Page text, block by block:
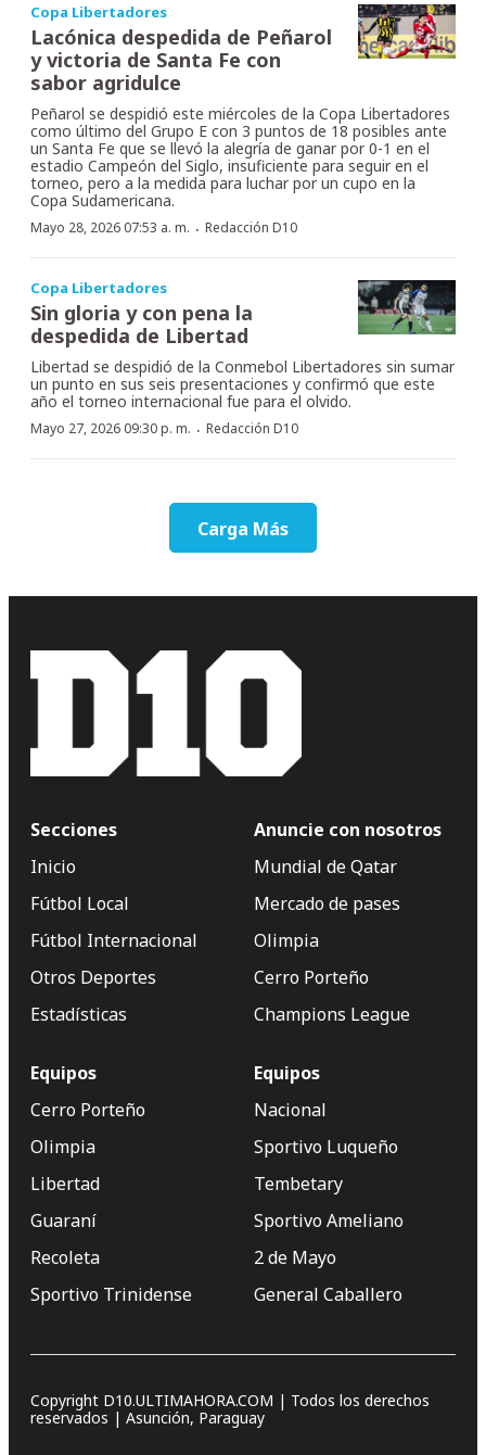
Copa Libertadores
Lacónica despedida de Peñarol
y victoria de Santa Fe con
sabor agridulce
Peñarol se despidió este miércoles de la Copa Libertadores
como último del Grupo E con 3 puntos de 18 posibles ante
un Santa Fe que se llevó la alegría de ganar por 0-1 en el
estadio Campeón del Siglo, insuficiente para seguir en el
torneo, pero a la medida para luchar por un cupo en la
Copa Sudamericana.
Mayo 28, 2026 07:53 a. m. · Redacción D10
Copa Libertadores
Sin gloria y con pena la
despedida de Libertad
Libertad se despidió de la Conmebol Libertadores sin sumar
un punto en sus seis presentaciones y confirmó que este
año el torneo internacional fue para el olvido.
Mayo 27, 2026 09:30 p. m. · Redacción D10
Carga Más
Secciones
Inicio
Fútbol Local
Fútbol Internacional
Otros Deportes
Estadísticas
Anuncie con nosotros
Mundial de Qatar
Mercado de pases
Olimpia
Cerro Porteño
Champions League
Equipos
Cerro Porteño
Olimpia
Libertad
Guaraní
Recoleta
Sportivo Trinidense
Equipos
Nacional
Sportivo Luqueño
Tembetary
Sportivo Ameliano
2 de Mayo
General Caballero
Copyright D10.ULTIMAHORA.COM | Todos los derechos
reservados | Asunción, Paraguay